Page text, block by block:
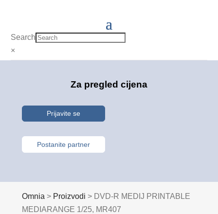
Search
×
Za pregled cijena
Prijavite se
Postanite partner
Omnia > Proizvodi > DVD-R MEDIJ PRINTABLE
MEDIARANGE 1/25, MR407